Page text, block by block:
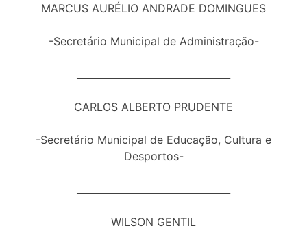
MARCUS AURÉLIO ANDRADE DOMINGUES
-Secretário Municipal de Administração-
CARLOS ALBERTO PRUDENTE
-Secretário Municipal de Educação, Cultura e
Desportos-
WILSON GENTIL